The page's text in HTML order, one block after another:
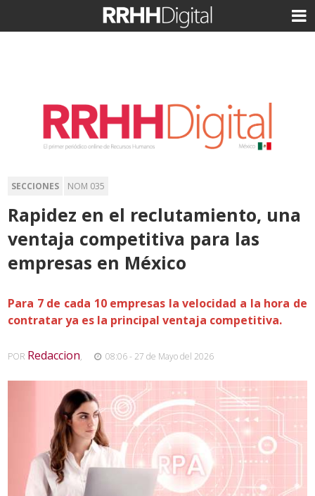
SECCIONES NOM 035
Rapidez en el reclutamiento, una
ventaja competitiva para las
empresas en México
Para 7 de cada 10 empresas la velocidad a la hora de
contratar ya es la principal ventaja competitiva.
POR Redaccion, 08:06 - 27 de Mayo del 2026